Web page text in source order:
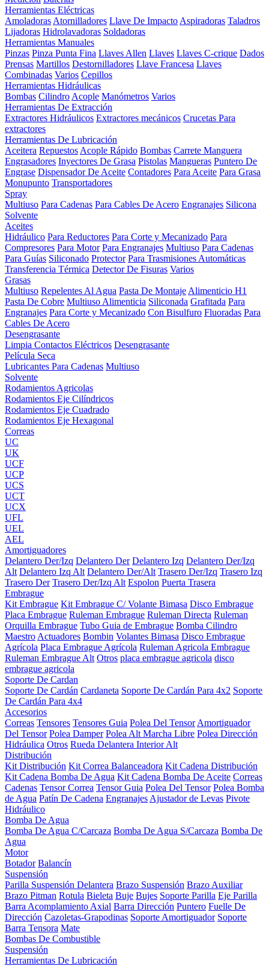
Herramientas Eléctricas
Amoladoras Atornilladores Llave De Impacto Aspiradoras Taladros
Lijadoras Hidrolavadoras Soldadoras
Herramientas Manuales
Pinzas Pinza Punta Fina Llaves Allen Llaves Llaves C-crique Dados
Prensas Martillos Destornilladores Llave Francesa Llaves
Combinadas Varios Cepillos
Herramientas Hidráulicas
Bombas Cilindro Acople Manómetros Varios
Herramientas De Extracción
Extractores Hidráulicos Extractores mecánicos Crucetas Para
extractores
Herramientas De Lubricación
Aceitera Repuestos Acople Rápido Bombas Carrete Manguera
Engrasadores Inyectores De Grasa Pistolas Mangueras Puntero De
Engrase Dispensador De Aceite Contadores Para Aceite Para Grasa
Monupunto Transportadores
Spray
Multiuso Para Cadenas Para Cables De Acero Engranajes Silicona
Solvente
Aceites
Hidráulico Para Reductores Para Corte y Mecanizado Para
Compresores Para Motor Para Engranajes Multiuso Para Cadenas
Para Guías Siliconado Protector Para Trasmisiones Automáticas
Transferencia Térmica Detector De Fisuras Varios
Grasas
Multiuso Repelentes Al Agua Pasta De Montaje Alimenticio H1
Pasta De Cobre Multiuso Alimenticia Siliconada Grafitada Para
Engranajes Para Corte y Mecanizado Con Bisulfuro Fluoradas Para
Cables De Acero
Desengrasante
Limpia Contactos Eléctricos Desengrasante
Película Seca
Lubricantes Para Cadenas Multiuso
Solvente
Rodamientos Agricolas
Rodamientos Eje Cilíndricos
Rodamientos Eje Cuadrado
Rodamientos Eje Hexagonal
Correas
UC
UK
UCF
UCP
UCS
UCT
UCX
UFL
UEL
AEL
Amortiguadores
Delantero Der/Izq Delantero Der Delantero Izq Delantero Der/Izq
Alt Delantero Izq Alt Delantero Der/Alt Trasero Der/Izq Trasero Izq
Trasero Der Trasero Der/Izq Alt Espolon Puerta Trasera
Embrague
Kit Embrague Kit Embrague C/ Volante Bimasa Disco Embrague
Placa Embrague Ruleman Embrague Ruleman Directa Ruleman
Orquilla Embrague Tubo Guia de Embrague Bomba Cilindro
Maestro Actuadores Bombin Volantes Bimasa Disco Embrague
Agrícola Placa Embrague Agrícola Ruleman Agricola Embrague
Ruleman Embrague Alt Otros placa embrague agricola disco
embrague agricola
Soporte De Cardan
Soporte De Cardán Cardaneta Soporte De Cardán Para 4x2 Soporte
De Cardán Para 4x4
Accesorios
Correas Tensores Tensores Guia Polea Del Tensor Amortiguador
Del Tensor Polea Damper Polea Alt Marcha Libre Polea Dirección
Hidráulica Otros Rueda Delantera Interior Alt
Distribución
Kit Distribución Kit Correa Balanceadora Kit Cadena Distribución
Kit Cadena Bomba De Agua Kit Cadena Bomba De Aceite Correas
Cadenas Tensor Correa Tensor Guia Polea Del Tensor Polea Bomba
de Agua Patín De Cadena Engranajes Ajustador de Levas Pivote
Hidráulico
Bomba De Agua
Bomba De Agua C/Carcaza Bomba De Agua S/Carcaza Bomba De
Agua
Motor
Botador Balancín
Suspensión
Parilla Suspensión Delantera Brazo Suspensión Brazo Auxiliar
Brazo Pitman Rotula Bieleta Buje Bujes Soporte Parilla Eje Parilla
Barra Acomplamiento Axial Barra Dirección Puntero Fuelle De
Dirección Cazoletas-Grapodinas Soporte Amortiguador Soporte
Barra Tensora Mate
Bombas De Combustible
Suspensión
Herramientas De Lubricación